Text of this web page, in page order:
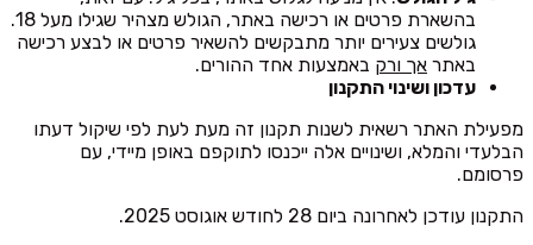
בהשארת פרטים או רכישה באתר, הגולש מצהיר שגילו מעל 18.
גולשים צעירים יותר מתבקשים להשאיר פרטים או לבצע רכישה
באתר אך ורק באמצעות אחד ההורים.
עדכון ושינוי התקנון
מפעילת האתר רשאית לשנות תקנון זה מעת לעת לפי שיקול דעתו
הבלעדי והמלא, ושינויים אלה ייכנסו לתוקפם באופן מיידי, עם
פרסומם.
התקנון עודכן לאחרונה ביום 28 לחודש אוגוסט 2025.